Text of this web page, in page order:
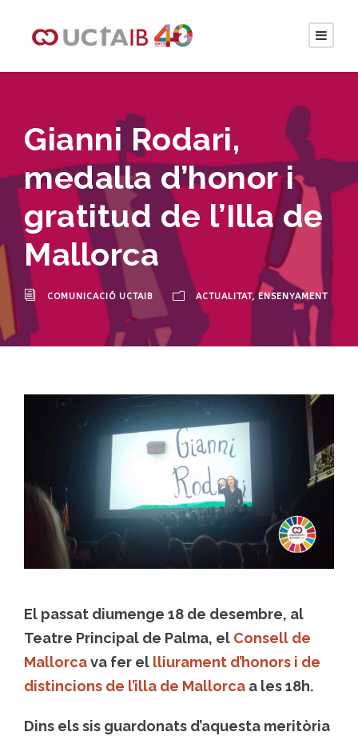
Gianni Rodari,
medalla d’honor i
gratitud de l’Illa de
Mallorca
COMUNICACIÓ UCTAIB ACTUALITAT, ENSENYAMENT
El passat diumenge 18 de desembre, al
Teatre Principal de Palma, el Consell de
Mallorcava fer el lliurament d’honors i de
distincions de l’illa de Mallorca a les 18h.
Dins els sis guardonats d’aquesta meritòria